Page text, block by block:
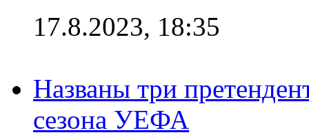
17.8.2023, 18:35
Названы три
сезона УЕФА